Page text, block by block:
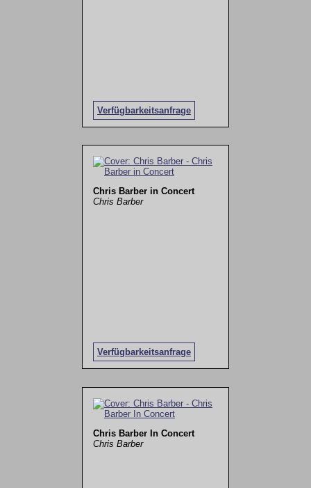
Verfügbarkeitsanfrage
Chris Barber in Concert
Chris Barber
Verfügbarkeitsanfrage
Chris Barber In Concert
Chris Barber